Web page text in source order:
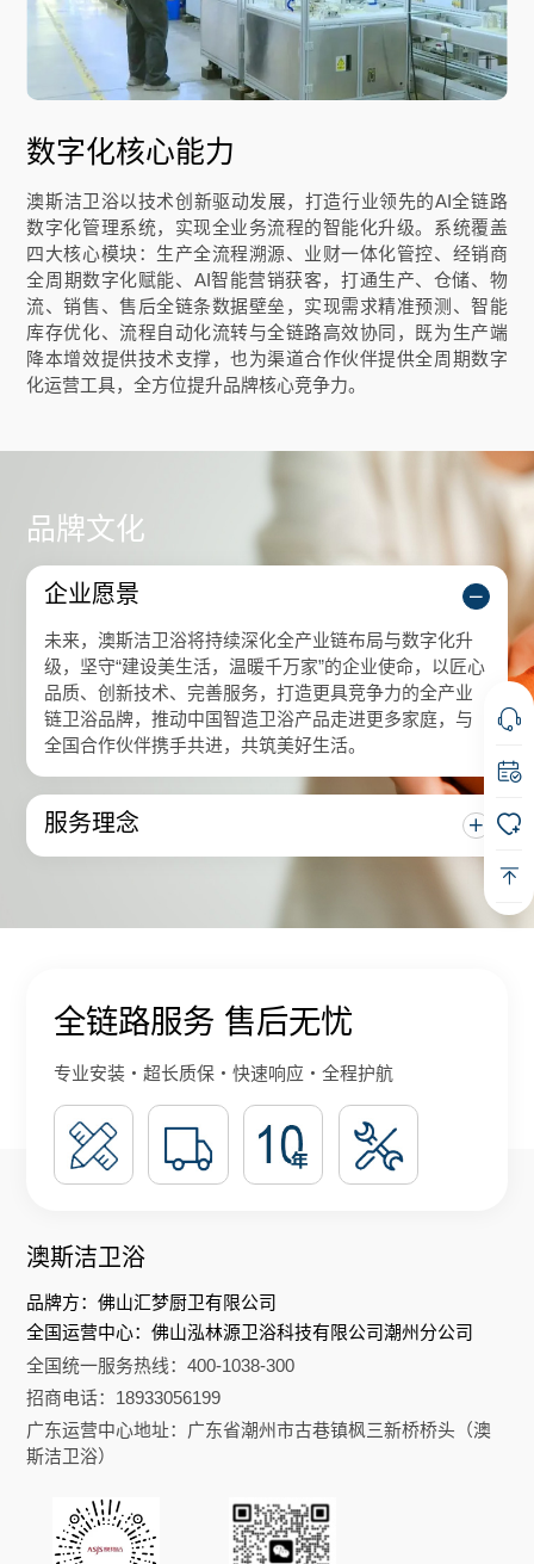
数字化核心能力
澳斯洁卫浴以技术创新驱动发展，打造行业领先的AI全链路
数字化管理系统，实现全业务流程的智能化升级。系统覆盖
四大核心模块：生产全流程溯源、业财一体化管控、经销商
全周期数字化赋能、AI智能营销获客，打通生产、仓储、物
流、销售、售后全链条数据壁垒，实现需求精准预测、智能
库存优化、流程自动化流转与全链路高效协同，既为生产端
降本增效提供技术支撑，也为渠道合作伙伴提供全周期数字
化运营工具，全方位提升品牌核心竞争力。
品牌文化
企业愿景
未来，澳斯洁卫浴将持续深化全产业链布局与数字化升
级，坚守“建设美生活，温暖千万家”的企业使命，以匠心
品质、创新技术、完善服务，打造更具竞争力的全产业
链卫浴品牌，推动中国智造卫浴产品走进更多家庭，与
全国合作伙伴携手共进，共筑美好生活。
服务理念
全链路服务 售后无忧
专业安装・超长质保・快速响应・全程护航
澳斯洁卫浴
品牌方：佛山汇梦厨卫有限公司
全国运营中心：佛山泓林源卫浴科技有限公司潮州分公司
全国统一服务热线：400-1038-300
招商电话：18933056199
广东运营中心地址：广东省潮州市古巷镇枫三新桥桥头（澳
斯洁卫浴）